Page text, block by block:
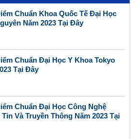
Chuẩn Khoa Quốc Tế Đại Học
Năm 2023 Tại Đây
Chuẩn Đại Học Y Khoa Tokyo
Tại Đây
Chuẩn Đại Học Công Nghệ
Và Truyền Thông Năm 2023 Tại